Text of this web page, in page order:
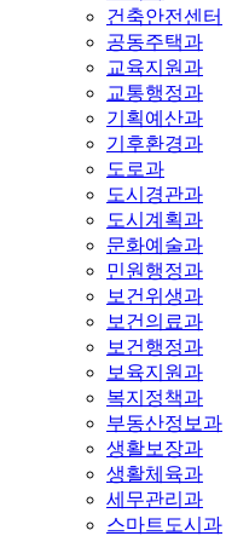
건축안전센터
공동주택과
교육지원과
교통행정과
기획예산과
기후환경과
도로과
도시경관과
도시계획과
문화예술과
민원행정과
보건위생과
보건의료과
보건행정과
보육지원과
복지정책과
부동산정보과
생활보장과
생활체육과
세무관리과
스마트도시과